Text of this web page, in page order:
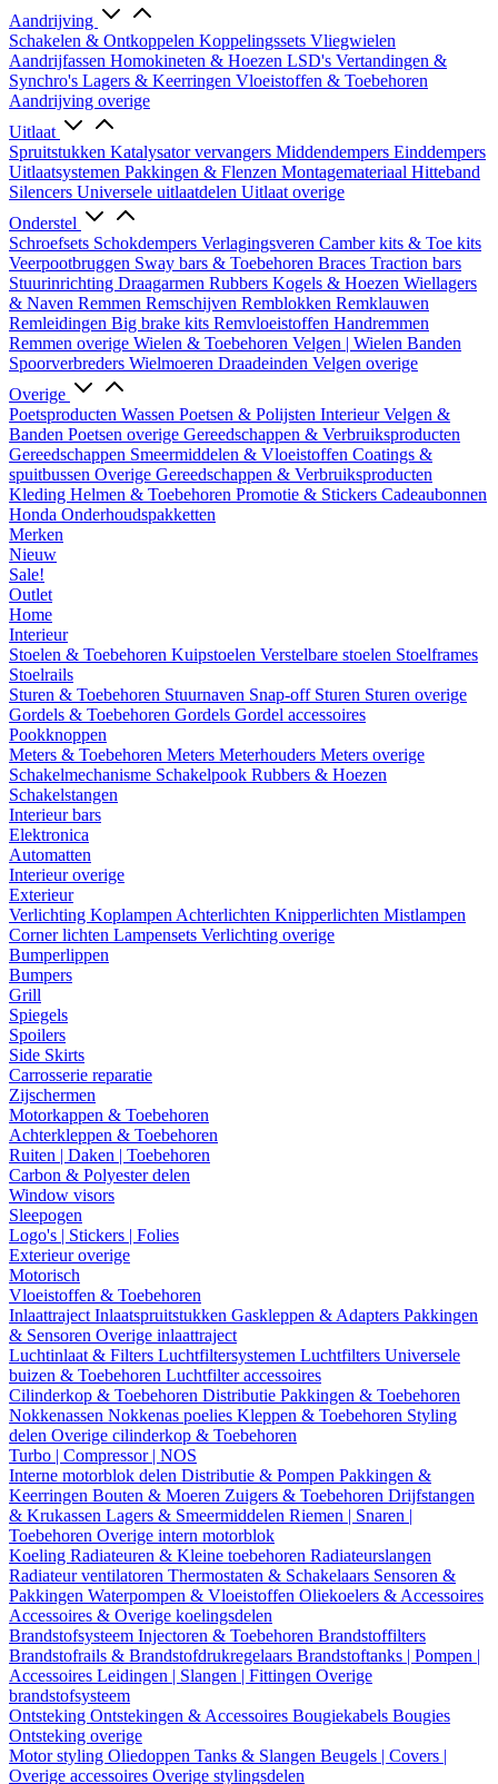
Aandrijving
Schakelen & Ontkoppelen Koppelingssets Vliegwielen
Aandrijfassen Homokineten & Hoezen LSD's Vertandingen &
Synchro's Lagers & Keerringen Vloeistoffen & Toebehoren
Aandrijving overige
Uitlaat
Spruitstukken Katalysator vervangers Middendempers Einddempers
Uitlaatsystemen Pakkingen & Flenzen Montagemateriaal Hitteband
Silencers Universele uitlaatdelen Uitlaat overige
Onderstel
Schroefsets Schokdempers Verlagingsveren Camber kits & Toe kits
Veerpootbruggen Sway bars & Toebehoren Braces Traction bars
Stuurinrichting Draagarmen Rubbers Kogels & Hoezen Wiellagers
& Naven Remmen Remschijven Remblokken Remklauwen
Remleidingen Big brake kits Remvloeistoffen Handremmen
Remmen overige Wielen & Toebehoren Velgen | Wielen Banden
Spoorverbreders Wielmoeren Draadeinden Velgen overige
Overige
Poetsproducten Wassen Poetsen & Polijsten InterieurVelgen &
Banden Poetsen overige Gereedschappen & Verbruiksproducten
Gereedschappen Smeermiddelen & Vloeistoffen Coatings &
spuitbussen Overige Gereedschappen & Verbruiksproducten
Kleding Helmen & Toebehoren Promotie & Stickers Cadeaubonnen
Honda Onderhoudspakketten
Merken
Nieuw
Sale!
Outlet
Home
Interieur
Stoelen & Toebehoren Kuipstoelen Verstelbare stoelen Stoelframes
Stoelrails
Sturen & Toebehoren Stuurnaven Snap-off Sturen Sturen overige
Gordels & Toebehoren Gordels Gordel accessoires
Pookknoppen
Meters & Toebehoren Meters Meterhouders Meters overige
Schakelmechanisme Schakelpook Rubbers & Hoezen
Schakelstangen
Interieur bars
Elektronica
Automatten
Interieur overige
Exterieur
Verlichting Koplampen Achterlichten Knipperlichten Mistlampen
Corner lichten Lampensets Verlichting overige
Bumperlippen
Bumpers
Grill
Spiegels
Spoilers
Side Skirts
Carrosserie reparatie
Zijschermen
Motorkappen & Toebehoren
Achterkleppen & Toebehoren
Ruiten | Daken | Toebehoren
Carbon & Polyester delen
Window visors
Sleepogen
Logo's | Stickers | Folies
Exterieur overige
Motorisch
Vloeistoffen & Toebehoren
Inlaattraject Inlaatspruitstukken Gaskleppen & Adapters Pakkingen
& Sensoren Overige inlaattraject
Luchtinlaat & Filters Luchtfiltersystemen Luchtfilters Universele
buizen & Toebehoren Luchtfilter accessoires
Cilinderkop & Toebehoren Distributie Pakkingen & Toebehoren
Nokkenassen Nokkenas poelies Kleppen & Toebehoren Styling
delen Overige cilinderkop & Toebehoren
Turbo | Compressor | NOS
Interne motorblok delen Distributie & Pompen Pakkingen &
Keerringen Bouten & Moeren Zuigers & Toebehoren Drijfstangen
& Krukassen Lagers & Smeermiddelen Riemen | Snaren |
Toebehoren Overige intern motorblok
Koeling Radiateuren & Kleine toebehoren Radiateurslangen
Radiateur ventilatoren Thermostaten & Schakelaars Sensoren &
Pakkingen Waterpompen & Vloeistoffen Oliekoelers & Accessoires
Accessoires & Overige koelingsdelen
Brandstofsysteem Injectoren & Toebehoren Brandstoffilters
Brandstofrails & Brandstofdrukregelaars Brandstoftanks | Pompen |
Accessoires Leidingen | Slangen | Fittingen Overige
brandstofsysteem
Ontsteking Ontstekingen & Accessoires Bougiekabels Bougies
Ontsteking overige
Motor styling Oliedoppen Tanks & Slangen Beugels | Covers |
Overige accessoires Overige stylingsdelen